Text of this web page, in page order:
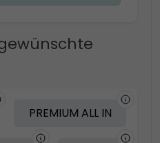
PREMIUM ALL IN